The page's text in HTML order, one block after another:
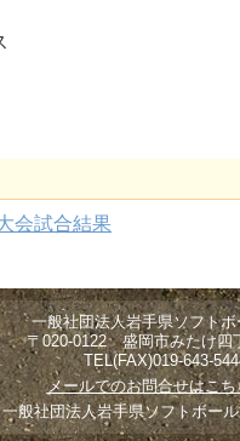
会試合結果
一般社団法人岩手県ソフトボ
〒020-0122 盛岡市みたけ四
TEL(FAX)019-643-
メールでのお問合せはこち
般社団法人岩手県ソフトボー